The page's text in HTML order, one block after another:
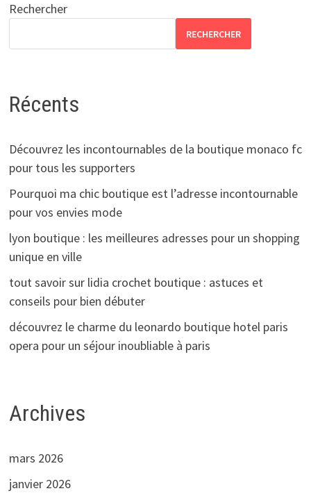
Rechercher
RECHERCHER
Récents
Découvrez les incontournables de la boutique monaco fc
pour tous les supporters
Pourquoi ma chic boutique est l’adresse incontournable
pour vos envies mode
lyon boutique : les meilleures adresses pour un shopping
unique en ville
tout savoir sur lidia crochet boutique : astuces et
conseils pour bien débuter
découvrez le charme du leonardo boutique hotel paris
opera pour un séjour inoubliable à paris
Archives
mars 2026
janvier 2026